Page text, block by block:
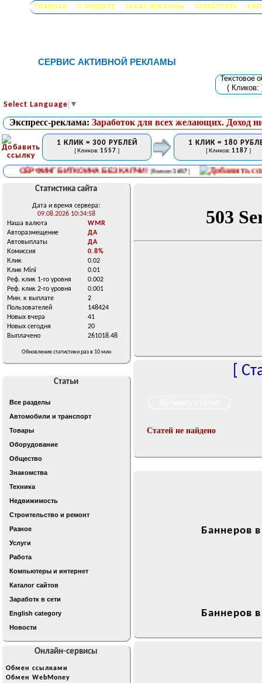
ГЛАВНАЯ О ПРОЕКТЕ ЗАКАЗ РЕКЛАМЫ ЗАРАБОТАТЬ
СЕРВИС АКТИВНОЙ РЕКЛАМЫ
Select Language ▼
Текстовое
( Кликов:
Экспресс-реклама: Заработок для всех желающих. Доход
1 КЛИК = 300 РУБЛЕЙ
[ Кликов: 1557 ]
1 КЛИК = 180
[ Кликов: 1187 ]
СЁРФИНГ БИТКОИНА БЕЗ КАПЧИ![ Кликов:1657]
Статистика сайта
Дата и время сервера:
09.08.2026 10:34:58
Наша валюта
WMR
Авторазмещение
ДА
Автовыплаты
ДА
Комиссия
0.8%
Клик
0.02
Клик Mini
0.01
Реф. клик 1-го уровня
0.002
Реф. клик 2-го уровня
0.001
Мин. к выплате
2
Пользователей
148424
Новых вчера
41
Новых сегодня
20
Выплачено
261018.48
Обновление статистики раз в 10 мин
Статьи
Все разделы
Автомобили и транспорт
Товары
Оборудование
Общество
Знакомства
Техника
Недвижимость
Строительство и ремонт
Разное
Услуги
Работа
Компьютеры и интернет
Каталог сайтов
Заработк в сети
English category
Новости
Онлайн-сервисы
Обмен ссылками
Обмен WebMoney
Статей не найдено
Баннеров
Баннеров